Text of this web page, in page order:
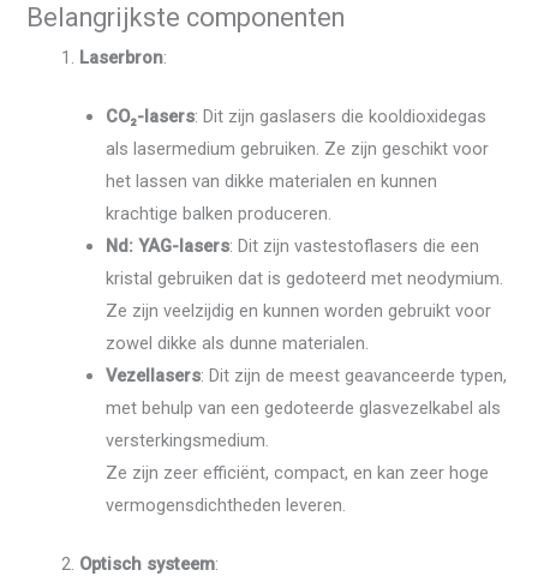
Belangrijkste componenten
Laserbron:
CO₂-lasers: Dit zijn gaslasers die kooldioxidegas
als lasermedium gebruiken. Ze zijn geschikt voor
het lassen van dikke materialen en kunnen
krachtige balken produceren.
Nd: YAG-lasers: Dit zijn vastestoflasers die een
kristal gebruiken dat is gedoteerd met neodymium.
Ze zijn veelzijdig en kunnen worden gebruikt voor
zowel dikke als dunne materialen.
Vezellasers: Dit zijn de meest geavanceerde typen,
met behulp van een gedoteerde glasvezelkabel als
versterkingsmedium.
Ze zijn zeer efficiënt, compact, en kan zeer hoge
vermogensdichtheden leveren.
Optisch systeem: